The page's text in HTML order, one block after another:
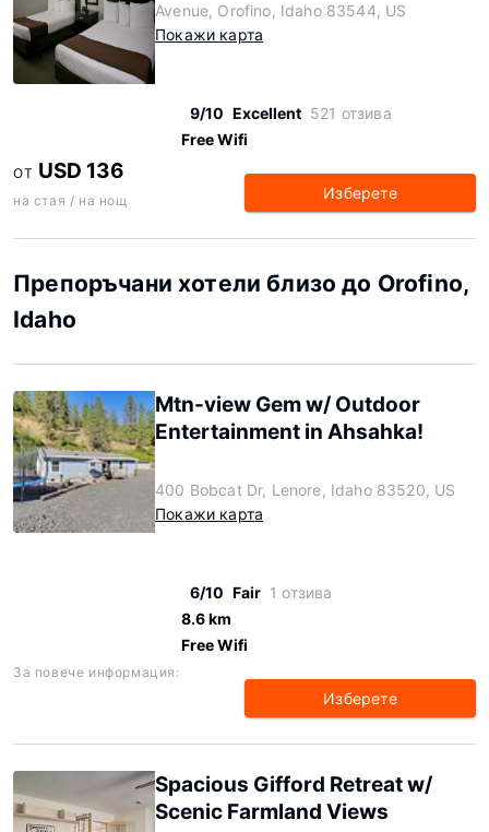
Avenue, Orofino, Idaho 83544, US
Покажи карта
9/10 Excellent 521 отзива
Free Wifi
ОТ USD 136
на стая / на нощ Изберете
Препоръчани хотели близо до Orofino,
Idaho
Mtn-view Gem w/ Outdoor
Entertainment in Ahsahka!
400 Bobcat Dr, Lenore, Idaho 83520, US
Покажи карта
6/10 Fair 1 отзива
8.6 km
Free Wifi
За повече информация:
Изберете
Spacious Gifford Retreat w/
Scenic Farmland Views